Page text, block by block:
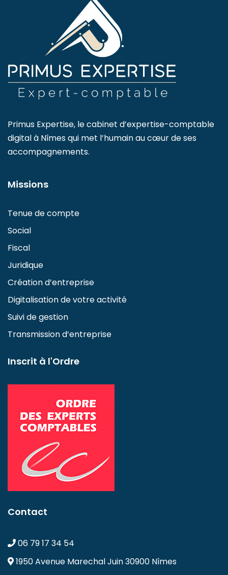
Primus Expertise, le cabinet d’expertise-comptable
digital à Nîmes qui met l’humain au cœur de ses
accompagnements.
Missions
Tenue de compte
Social
Fiscal
Juridique
Création d’entreprise
Digitalisation de votre activité
Suivi de gestion
Transmission d’entreprise
Inscrit à l'Ordre
Contact
06 79 17 34 54
1950 Avenue Marechal Juin30900 Nîmes